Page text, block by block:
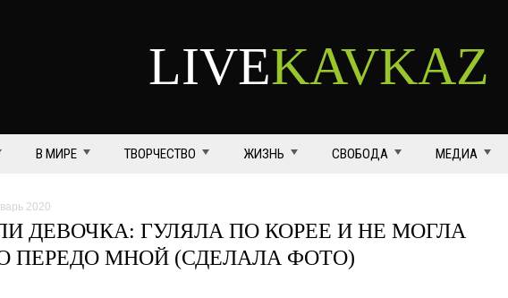
LIVEKAVKAZ
В МИРЕ ТВОРЧЕСТВО ЖИЗНЬ СВОБОДА МЕДИА
2020
ДЕВОЧКА: ГУЛЯЛА ПО КОРЕЕ И НЕ МОГЛА
ПЕРЕДО МНОЙ (СДЕЛАЛА ФОТО)